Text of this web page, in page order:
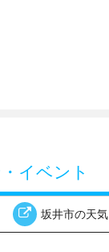
イベント
坂井市の天気